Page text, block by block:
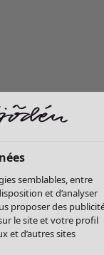
semblables, entre
et d’analyser
proposer des
le site et votre profil
et d’autres sites